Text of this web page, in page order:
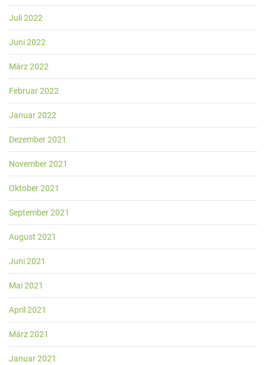
Juli 2022
Juni 2022
März 2022
Februar 2022
Januar 2022
Dezember 2021
November 2021
Oktober 2021
September 2021
August 2021
Juni 2021
Mai 2021
April 2021
März 2021
Januar 2021